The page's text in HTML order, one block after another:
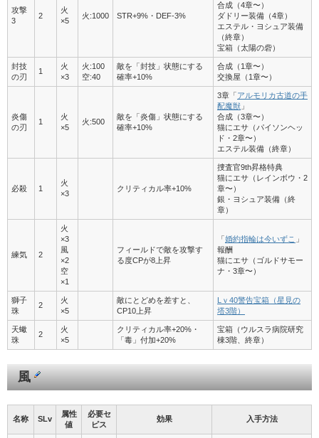
攻撃
3
2
火
×5
火:1000 STR+9%・DEF-3%
合成（4章〜）
ダドリー装備（4章）
エステル・ヨシュア装備
（終章）
宝箱（太陽の砦）
封技
の刃
1
火
×3
火:100
空:40
敵を「封技」状態にする
確率+10%
合成（1章〜）
交換屋（1章〜）
炎傷
の刃
1
火
×5
火:500
敵を「炎傷」状態にする
確率+10%
3章「アルモリカ古道の手
配魔獣 」
合成（3章〜）
猫にエサ（パイソンヘッ
ド・2章〜）
エステル装備（終章）
必殺 1
火
×3
クリティカル率+10%
捜査官9th昇格特典
猫にエサ（レインボウ・2
章〜）
銀・ヨシュア装備（終
章）
練気 2
火
×3
風
×2
空
×1
フィールドで敵を攻撃す
る度CPが8上昇
「婚約指輪は今いずこ 」
報酬
猫にエサ（ゴルドサモー
ナ・3章〜）
獅子
珠
2
火
×5
敵にとどめを差すと、
CP10上昇
Lｖ40警告宝箱（星見の
塔3階）
天蠍
珠
2
火
×5
クリティカル率+20%・
「毒」付加+20%
宝箱（ウルスラ病院研究
棟3階、終章）
風
名称 SLv
属性
値
必要セ
ピス
効果 入手方法